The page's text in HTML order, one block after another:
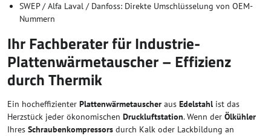
SWEP / Alfa Laval / Danfoss: Direkte Umschlüsselung von OEM-
Nummern
Ihr Fachberater für Industrie-
Plattenwärmetauscher – Effizienz
durch Thermik
Ein hocheffizienter Plattenwärmetauscher aus Edelstahl ist das
Herzstück jeder ökonomischen Druckluftstation. Wenn der Ölkühler
Ihres Schraubenkompressors durch Kalk oder Lackbildung an